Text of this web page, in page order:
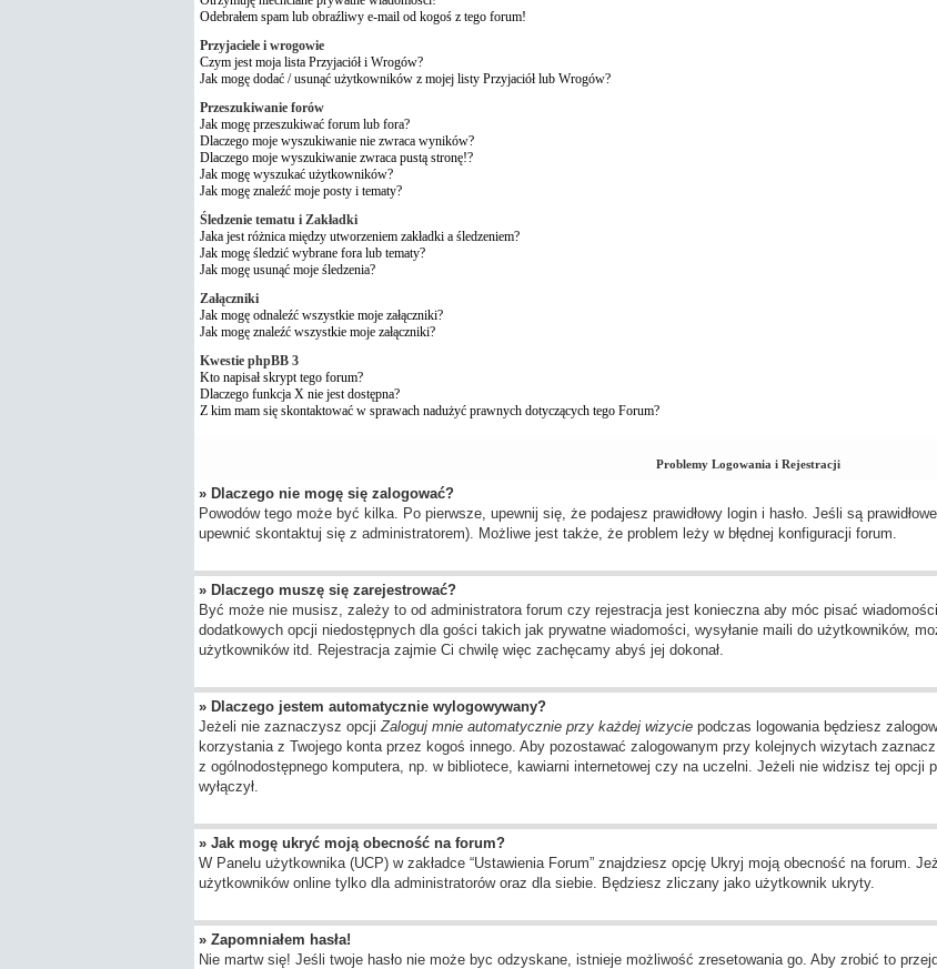
Odebrałem spam lub obraźliwy e-mail od kogoś z tego forum!
Przyjaciele i wrogowie
Czym jest moja lista Przyjaciół i Wrogów?
Jak mogę dodać / usunąć użytkowników z mojej listy Przyjaciół lub Wrogów?
Przeszukiwanie forów
Jak mogę przeszukiwać forum lub fora?
Dlaczego moje wyszukiwanie nie zwraca wyników?
Dlaczego moje wyszukiwanie zwraca pustą stronę!?
Jak mogę wyszukać użytkowników?
Jak mogę znaleźć moje posty i tematy?
Śledzenie tematu i Zakładki
Jaka jest różnica między utworzeniem zakładki a śledzeniem?
Jak mogę śledzić wybrane fora lub tematy?
Jak mogę usunąć moje śledzenia?
Załączniki
Jak mogę odnaleźć wszystkie moje załączniki?
Jak mogę znaleźć wszystkie moje załączniki?
Kwestie phpBB 3
Kto napisał skrypt tego forum?
Dlaczego funkcja X nie jest dostępna?
Z kim mam się skontaktować w sprawach nadużyć prawnych dotyczących tego Forum?
Problemy Logowania i Rejestracji
» Dlaczego nie mogę się zalogować?
Powodów tego może być kilka. Po pierwsze, upewnij się, że podajesz prawidłowy login i hasło. Jeśli są
upewnić skontaktuj się z administratorem). Możliwe jest także, że problem leży w błędnej konfiguracji forum.
» Dlaczego muszę się zarejestrować?
Być może nie musisz, zależy to od administratora forum czy rejestracja jest konieczna aby móc pisać
dodatkowych opcji niedostępnych dla gości takich jak prywatne wiadomości, wysyłanie maili do użytkowników,
użytkowników itd. Rejestracja zajmie Ci chwilę więc zachęcamy abyś jej dokonał.
» Dlaczego jestem automatycznie wylogowywany?
Jeżeli nie zaznaczysz opcji Zaloguj mnie automatycznie przy każdej wizyciepodczas logowania będziesz
korzystania z Twojego konta przez kogoś innego. Aby pozostawać zalogowanym przy kolejnych wizytach
z ogólnodostępnego komputera, np. w bibliotece, kawiarni internetowej czy na uczelni. Jeżeli nie widzisz tej opcji
wyłączył.
» Jak mogę ukryć moją obecność na forum?
W Panelu użytkownika (UCP) w zakładce “Ustawienia Forum” znajdziesz opcję Ukryj moją obecność na forum.
użytkowników online tylko dla administratorów oraz dla siebie. Będziesz zliczany jako użytkownik ukryty.
» Zapomniałem hasła!
Nie martw się! Jeśli twoje hasło nie może byc odzyskane, istnieje możliwość zresetowania go. Aby zrobić to